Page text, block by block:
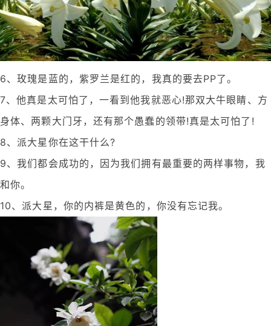
6、玫瑰是蓝的，紫罗兰是红的，我真的要去PP了。
7、他真是太可怕了，一看到他我就恶心!那双大牛眼睛、方
身体、两颗大门牙，还有那个愚蠢的领带!真是太可怕了!
8、派大星你在这干什么?
9、我们都会成功的，因为我们拥有最重要的两样事物，我
和你。
10、派大星，你的内裤是黄色的，你没有忘记我。